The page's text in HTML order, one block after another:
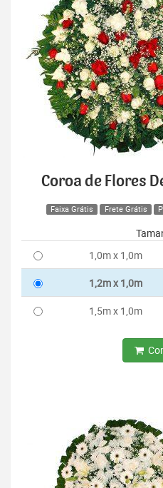
Coroa de Flores
Faixa Grátis Frete Grátis
1,0m x 1,0m
1,2m x 1,0m
1,5m x 1,0m